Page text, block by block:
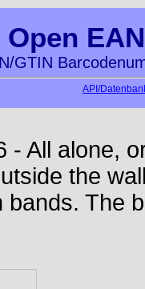
Open
GTIN
API/
- All alone,
the
bands. The